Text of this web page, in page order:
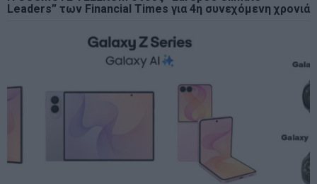
Leaders” των Financial Times για 4η συνεχόμενη χρονιά